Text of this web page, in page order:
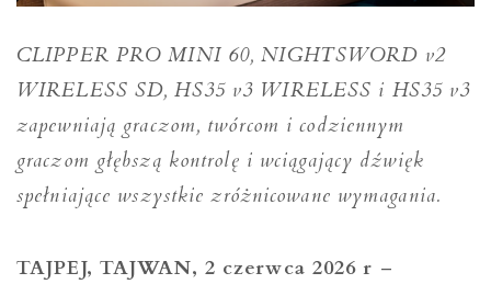
CLIPPER PRO MINI 60, NIGHTSWORD v2
WIRELESS SD, HS35 v3 WIRELESS i HS35 v3
zapewniają graczom, twórcom i codziennym
graczom głębszą kontrolę i wciągający dźwięk
spełniające wszystkie zróżnicowane wymagania.
TAJPEJ, TAJWAN, 2 czerwca 2026 r –